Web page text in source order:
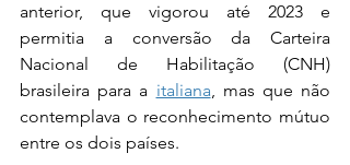
anterior, que vigorou até 2023 e
permitia a conversão da Carteira
Nacional de Habilitação (CNH)
brasileira para a italiana, mas que não
contemplava o reconhecimento mútuo
entre os dois países.